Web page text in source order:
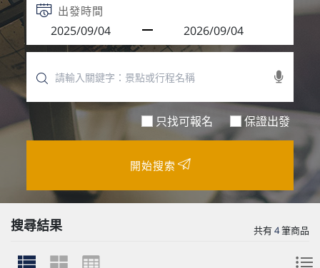
出發時間
只找可報名 保證出發
開始搜索
搜尋結果 共有4筆商品